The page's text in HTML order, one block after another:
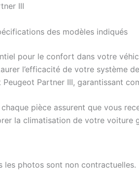
III
des modèles indiqués
pour le confort dans votre
l’efficacité de votre système
Partner III, garantissant
pièce assurent que vous
la climatisation de votre
photos sont non contractuelles.